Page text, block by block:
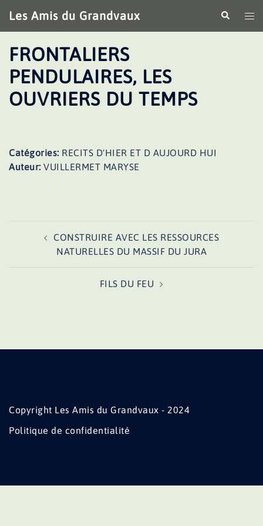
au
contenu
Les Amis du Grandvaux
le
FRONTALIERS
PENDULAIRES, LES
OUVRIERS DU TEMPS
Catégories: RECITS D'HIER ET D AUJOURD HUI
Auteur: VUILLERMET MARYSE
d’articleCONSTRUIRE AVEC LES RESSOURCES
NATURELLES DU MASSIF DU JURA
FILS DU FEU
Copyright Les Amis du Grandvaux - 2024
Politique de confidentialité